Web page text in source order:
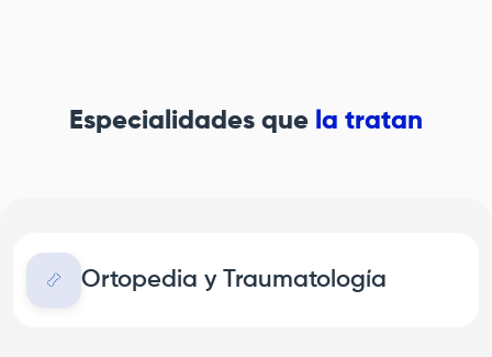
Especialidades que la tratan
Ortopedia y Traumatología